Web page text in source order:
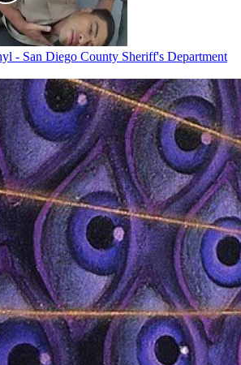
- San Diego County Sheriff's Department